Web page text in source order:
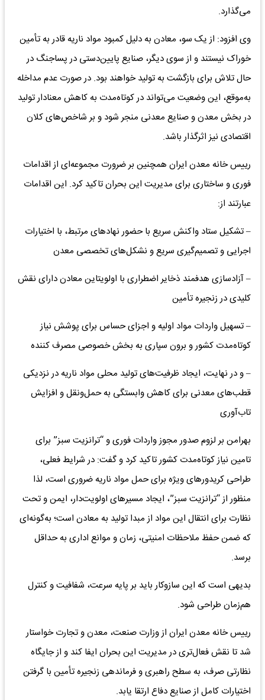
می‌گذارد.
وی افزود: از یک سو، معادن به دلیل کمبود مواد ناریه قادر به تأمین
خوراک نیستند و از سوی دیگر، صنایع پایین‌دستی در پساجنگ در
حال تلاش برای بازگشت به تولید خواهند بود. در صورت عدم مداخله
به‌موقع، این وضعیت می‌تواند در کوتاه‌مدت به کاهش معنادار تولید
در بخش معدن و صنایع معدنی منجر شود و بر شاخص‌های کلان
اقتصادی نیز اثرگذار باشد.
رییس خانه معدن ایران همچنین بر ضرورت مجموعه‌ای از اقدامات
فوری و ساختاری برای مدیریت این بحران تاکید کرد. این اقدامات
عبارتند از:
– تشکیل ستاد واکنش سریع با حضور نهادهای مرتبط، با اختیارات
اجرایی و تصمیم‌گیری سریع و نشکل‌های تخصصی معدن
– آزادسازی هدفمند ذخایر اضطراری با اولویتاین معادن دارای نقش
کلیدی در زنجیره تأمین
– تسهیل واردات مواد اولیه و اجزای حساس برای پوشش نیاز
کوتاه‌مدت کشور و برون سپاری به بخش خصوصی مصرف کننده
– و در نهایت، ایجاد ظرفیت‌های تولید محلی مواد ناریه در نزدیکی
قطب‌های معدنی برای کاهش وابستگی به حمل‌ونقل و افزایش
تاب‌آوری
بهرامن بر لزوم صدور مجوز واردات فوری و “ترانزیت سبز” برای
تامین نیاز کوتاه‌مدت کشور تاکید کرد و گفت: در شرایط فعلی،
طراحی کریدورهای ویژه برای حمل مواد ناریه ضروری است، لذا
منظور از “ترانزیت سبز”، ایجاد مسیرهای اولویت‌دار، ایمن و تحت
نظارت برای انتقال این مواد از مبدا تولید به معادن است؛ به‌گونه‌ای
که ضمن حفظ ملاحظات امنیتی، زمان و موانع اداری به حداقل
برسد.
بدیهی است که این سازوکار باید بر پایه سرعت، شفافیت و کنترل
هم‌زمان طراحی شود.
رییس خانه معدن ایران از وزارت صنعت، معدن و تجارت خواستار
شد تا نقش فعال‌تری در مدیریت این بحران ایفا کند و از جایگاه
نظارتی صرف، به سطح راهبری و فرماندهی زنجیره تأمین با گرفتن
اختیارات کامل از صنایع دفاع ارتقا یابد.